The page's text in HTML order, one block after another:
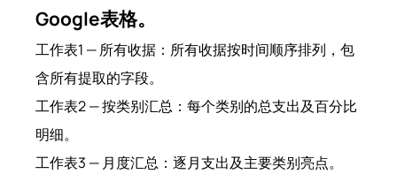
Google表格。
工作表1 — 所有收据：所有收据按时间顺序排列，包
含所有提取的字段。
工作表2 — 按类别汇总：每个类别的总支出及百分比
明细。
工作表3 — 月度汇总：逐月支出及主要类别亮点。